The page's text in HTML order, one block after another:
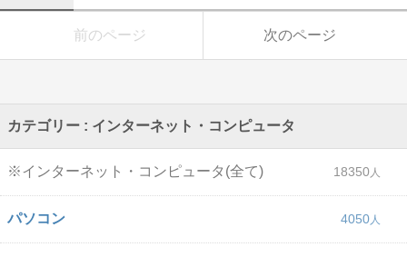
前のページ 次のページ
カテゴリー : インターネット・コンピュータ
※インターネット・コンピュータ(全て) 18350
パソコン 4050